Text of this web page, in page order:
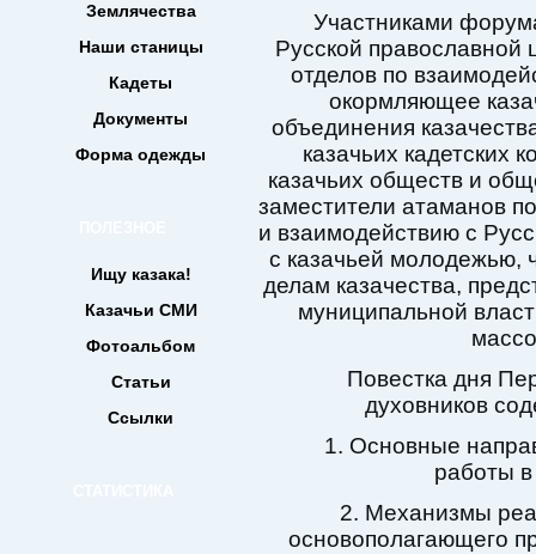
Землячества
Наши станицы
Кадеты
Документы
Форма одежды
Ищу казака!
Казачьи СМИ
Фотоальбом
Статьи
Ссылки
Участниками
Русской православной
отделов по
окормляющее
объединения
казачьих кадетских
казачьих обществ и
заместители атаманов
и взаимодействию с
с казачьей молодежью,
делам казачества,
муниципальной
Повестка дня
духовников
1. Основные
работы
2. Механизмы
основополагающего